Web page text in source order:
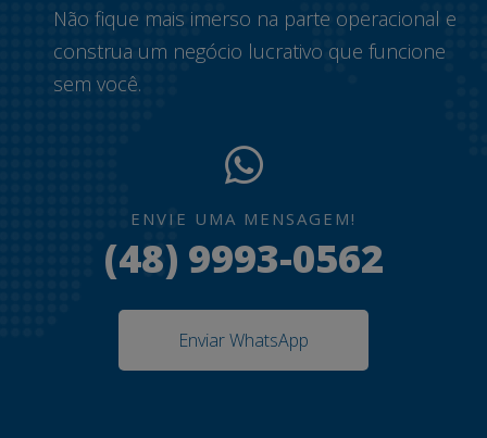
Não fique mais imerso na parte operacional e
construa um negócio lucrativo que funcione
sem você.
ENVIE UMA MENSAGEM!
(48) 9993-0562
Enviar WhatsApp